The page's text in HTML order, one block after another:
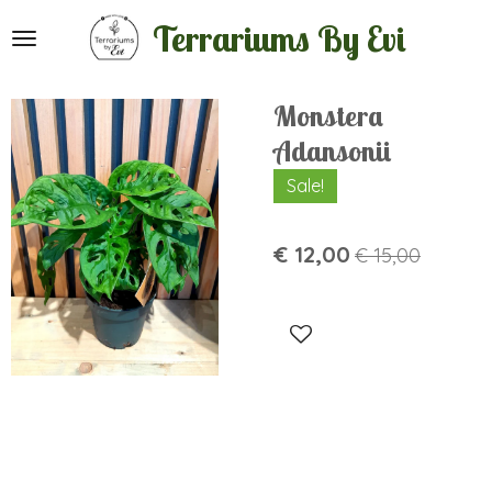
direct
de
hoofdinhoud
Terrariums By Evi
Monstera
Adansonii
Sale!
€ 12,00 € 15,00